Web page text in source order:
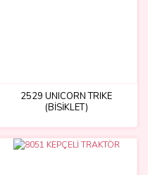
2529 UNICORN TRIKE
(BİSİKLET)